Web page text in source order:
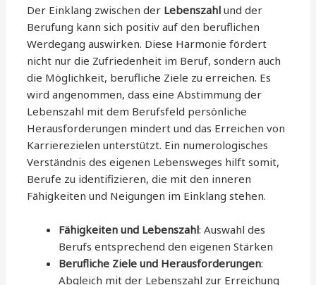
Der Einklang zwischen der Lebenszahl und der
Berufung kann sich positiv auf den beruflichen
Werdegang auswirken. Diese Harmonie fördert
nicht nur die Zufriedenheit im Beruf, sondern auch
die Möglichkeit, berufliche Ziele zu erreichen. Es
wird angenommen, dass eine Abstimmung der
Lebenszahl mit dem Berufsfeld persönliche
Herausforderungen mindert und das Erreichen von
Karrierezielen unterstützt. Ein numerologisches
Verständnis des eigenen Lebensweges hilft somit,
Berufe zu identifizieren, die mit den inneren
Fähigkeiten und Neigungen im Einklang stehen.
Fähigkeiten und Lebenszahl: Auswahl des
Berufs entsprechend den eigenen Stärken
Berufliche Ziele und Herausforderungen:
Abgleich mit der Lebenszahl zur Erreichung